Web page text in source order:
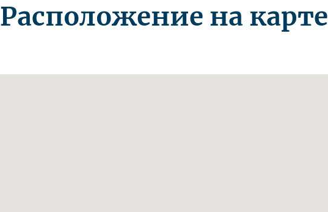
Расположение на карте